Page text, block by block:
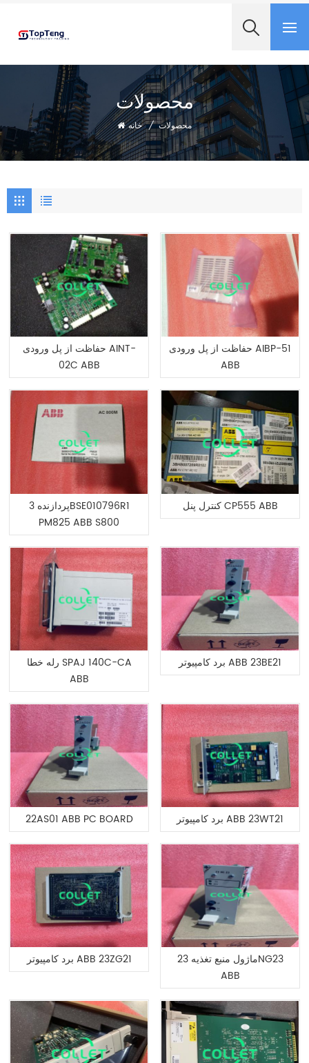
محصولات
خانه / محصولات
حفاظت از پل ورودی AINT-
02C ABB
حفاظت از پل ورودی AIBP-51
ABB
پردازنده 3BSE010796R1
PM825 ABB S800
کنترل پنل CP555 ABB
رله خطا SPAJ 140C-CA
ABB
برد کامپیوتر ABB 23BE21
22AS01 ABB PC BOARD برد کامپیوتر ABB 23WT21
برد کامپیوتر ABB 23ZG21
ماژول منبع تغذیه 23NG23
ABB